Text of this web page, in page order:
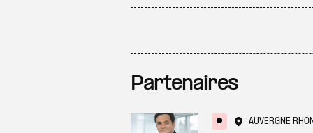
Partenaires
AUVERGNE